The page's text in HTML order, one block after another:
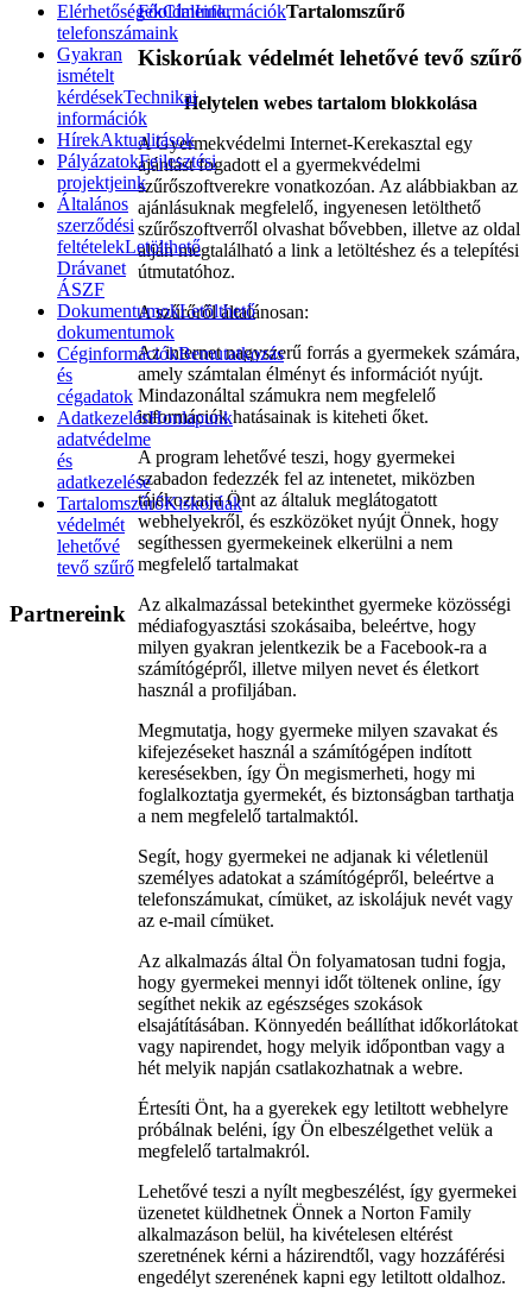
FőoldalInformációkTartalomszűrő
Kiskorúak védelmét lehetővé tevő szűrő
Helytelen webes tartalom blokkolása
A Gyermekvédelmi Internet-Kerekasztal egy
ajánlást fogadott el a gyermekvédelmi
szűrőszoftverekre vonatkozóan. Az alábbiakban az
ajánlásuknak megfelelő, ingyenesen letölthető
szűrőszoftverről olvashat bővebben, illetve az oldal
alján megtalálható a link a letöltéshez és a telepítési
útmutatóhoz.
A szűrőről általánosan:
Az internet nagyszerű forrás a gyermekek számára,
amely számtalan élményt és információt nyújt.
Mindazonáltal számukra nem megfelelő
információk hatásainak is kiteheti őket.
A program lehetővé teszi, hogy gyermekei
szabadon fedezzék fel az intenetet, miközben
tájékoztatja Önt az általuk meglátogatott
webhelyekről, és eszközöket nyújt Önnek, hogy
segíthessen gyermekeinek elkerülni a nem
megfelelő tartalmakat
Az alkalmazással betekinthet gyermeke közösségi
médiafogyasztási szokásaiba, beleértve, hogy
milyen gyakran jelentkezik be a Facebook-ra a
számítógépről, illetve milyen nevet és életkort
használ a profiljában.
Megmutatja, hogy gyermeke milyen szavakat és
kifejezéseket használ a számítógépen indított
keresésekben, így Ön megismerheti, hogy mi
foglalkoztatja gyermekét, és biztonságban tarthatja
a nem megfelelő tartalmaktól.
Segít, hogy gyermekei ne adjanak ki véletlenül
személyes adatokat a számítógépről, beleértve a
telefonszámukat, címüket, az iskolájuk nevét vagy
az e-mail címüket.
Az alkalmazás által Ön folyamatosan tudni fogja,
hogy gyermekei mennyi időt töltenek online, így
segíthet nekik az egészséges szokások
elsajátításában. Könnyedén beállíthat időkorlátokat
vagy napirendet, hogy melyik időpontban vagy a
hét melyik napján csatlakozhatnak a webre.
Értesíti Önt, ha a gyerekek egy letiltott webhelyre
próbálnak beléni, így Ön elbeszélgethet velük a
megfelelő tartalmakról.
Lehetővé teszi a nyílt megbeszélést, így gyermekei
üzenetet küldhetnek Önnek a Norton Family
alkalmazáson belül, ha kivételesen eltérést
szeretnének kérni a házirendtől, vagy hozzáférési
engedélyt szerenének kapni egy letiltott oldalhoz.
ElérhetőségekCímeink,
telefonszámaink
Gyakran
ismételt
kérdésekTechnikai
információk
HírekAktualitások
PályázatokFejlesztési
projektjeink
Általános
szerződési
feltételekLetölthető
Drávanet
ÁSZF
DokumentumokLetölthető
dokumentumok
CéginformációkBemutatkozás
és
cégadatok
AdatkezelésHonlapunk
adatvédelme
és
adatkezelése
TartalomszűrőKiskorúak
védelmét
lehetővé
tevő szűrő
Partnereink